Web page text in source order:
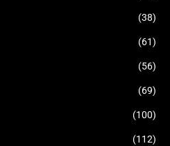
(38)
(61)
(56)
(69)
(100)
(112)